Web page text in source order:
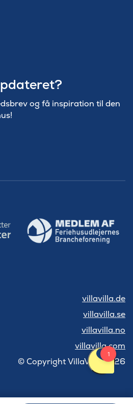
og få inspiration til den
villavilla.de
villavilla.se
villavilla.no
villavilla.com
© Copyright VillaVilla 2026